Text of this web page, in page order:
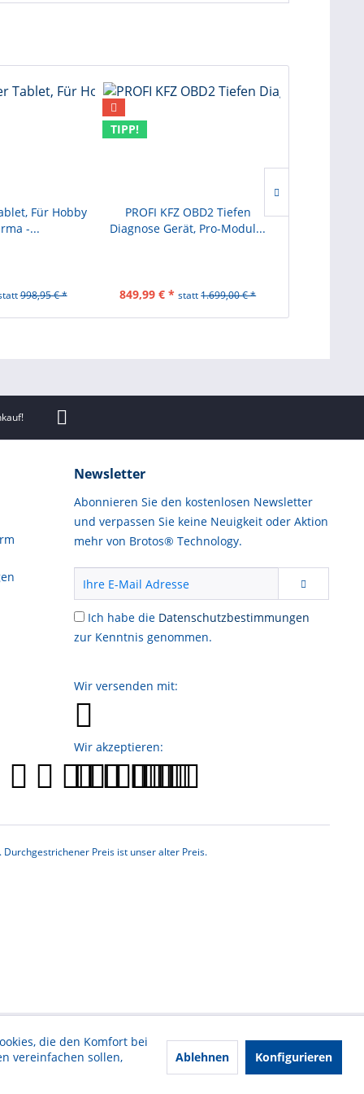
berechnet
nach dem Austausch von Scheiben
Durchführen der TPMS-Programmierung
die kombinierte Instrumententafel, das
Lenkwinkelsensors.
Probleme mit dem
Injektor ausgeschaltet wird
eintretende Luftmenge gesteuert
mit dem Computer, der
SMART,
Für Hobby
-...
998,95 € *
TIPP!
PROFI KFZ OBD2 Tiefen
Diagnose Gerät, Pro-Modul...
849,99 € * statt1.699,00 € *
Newsletter
Abonnieren Sie den kostenlosen Newsletter
und verpassen Sie keine Neuigkeit oder Aktion
mehr von Brotos® Technology.
Ich habe die Datenschutzbestimmungen
zur Kenntnis genommen.
Wir versenden mit:
Wir akzeptieren:
Preis ist unser alter Preis.
die den Komfort bei
vereinfachen sollen,
Ablehnen Konfigurieren